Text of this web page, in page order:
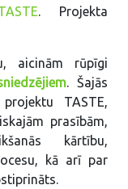
. Projekta
aicinām rūpīgi
. Šajās
TASTE,
prasībām,
kārtību,
kā arī par